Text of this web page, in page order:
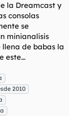
la Dreamcast y
consolas
se
minianalisis
llena de babas la
este...
sde 2010